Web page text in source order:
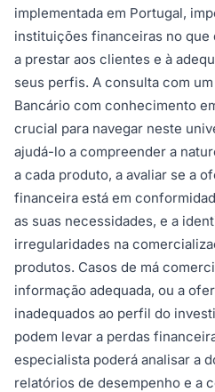
implementada em Portugal,
instituições financeiras no
a prestar aos clientes e à
seus perfis. A consulta com
Bancário com conhecimento
crucial para navegar neste
ajudá-lo a compreender a
a cada produto, a avaliar se a
financeira está em
as suas necessidades, e a
irregularidades na
produtos. Casos de má
informação adequada, ou a
inadequados ao perfil do
podem levar a perdas
especialista poderá analisar a
relatórios de desempenho e a